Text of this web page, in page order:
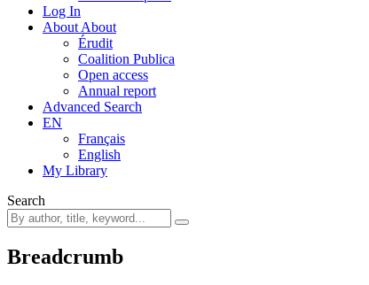
Log In
About About
Érudit
Coalition Publica
Open access
Annual report
Advanced Search
EN
Français
English
My Library
Search
Breadcrumb